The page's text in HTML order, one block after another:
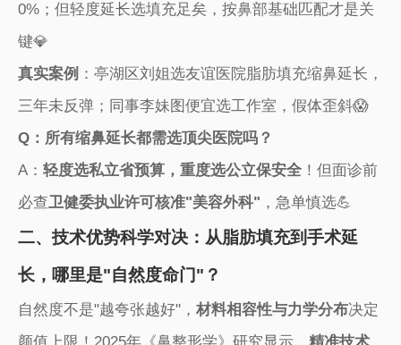
0%；但轻度延长选填充足矣，按鼻部基础匹配才是关
键💎
​真实案例​ ​：亭湖区刘姐选友谊医院脂肪填充缩鼻延长，
三年未反弹；同事李妹图便宜选工作室，假体歪斜😱
​Q：所有缩鼻延长都需选顶尖医院吗？​
A：​ ​轻度选私立省预算，重度选公立保安全​​！但面诊前
必查​​卫健委执业许可核准"美容外科"​ ​，急单慎选💪
二、技术优势科学对决：从脂肪填充到手术延
长，哪里是"自然度命门"？
自然度不是"越夸张越好"，​ ​材料相容性与力学分布​​决定